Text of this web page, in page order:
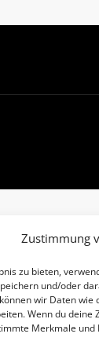
Zustimmung
zu bieten,
und/oder
wir Daten
Wenn du
Merkmale